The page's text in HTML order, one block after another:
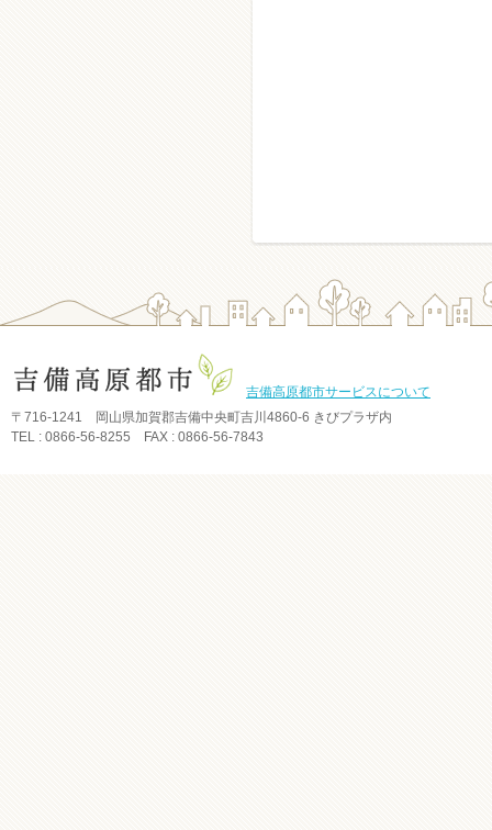
吉備高原都市サービスについて
〒716-1241 岡山県加賀郡吉備中央町吉川4860-6 きびプラザ内
TEL : 0866-56-8255 FAX : 0866-56-7843